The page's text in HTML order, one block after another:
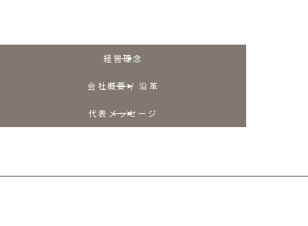
経営理念
会社概要 / 沿革
代表メッセージ